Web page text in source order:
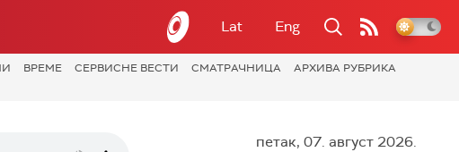
Lat Eng
ВРЕМЕ СЕРВИСНЕ ВЕСТИ СМАТРАЧНИЦА
АРХИВА РУБРИКА
петак, 07. август 2026.